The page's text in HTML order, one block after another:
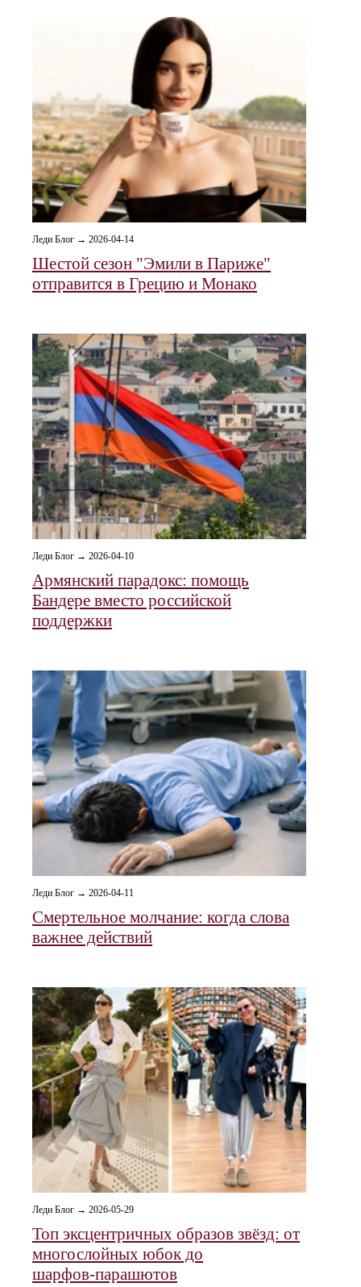
Леди Блог → 2026-04-14
Шестой сезон "Эмили в Париже"
отправится в Грецию и Монако
Леди Блог → 2026-04-10
Армянский парадокс: помощь
Бандере вместо российской
поддержки
Леди Блог → 2026-04-11
Смертельное молчание: когда слова
важнее действий
Леди Блог → 2026-05-29
Топ эксцентричных образов звёзд: от
многослойных юбок до
шарфов‑парашютов